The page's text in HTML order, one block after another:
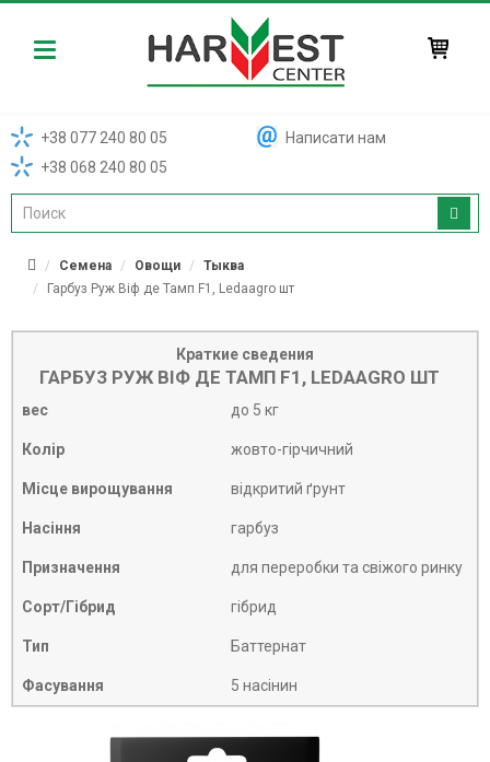
Harvest
+38 077 240 80 05
+38 068 240 80 05
Написати нам
Семена Овощи
Тыква
Гарбуз Руж Віф де Тамп F1, Ledaagro шт
Краткие сведения
ГАРБУЗ РУЖ ВІФ ДЕ ТАМП F1, LEDAAGRO ШТ
вес до 5 кг
Колір жовто-гірчичний
Місце вирощування відкритий ґрунт
Насіння гарбуз
Призначення для переробки та свіжого ринку
Сорт/Гібрид гібрид
Тип Баттернат
Фасування 5 насінин